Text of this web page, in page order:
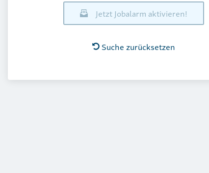
Jetzt Jobalarm aktivieren!
Suche zurücksetzen